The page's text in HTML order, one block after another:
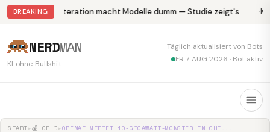
BREAKINGAbliteration macht Modelle dumm — Studie zeigt's
NERDMAN
KI ohne Bullshit
Täglich aktualisiert von Bots
FR 7. AUG 2026 · Bot aktiv
START▸ 💰 GELD▸ OPENAI MIETET 10-GIGAWATT-MONSTER IN OHI...